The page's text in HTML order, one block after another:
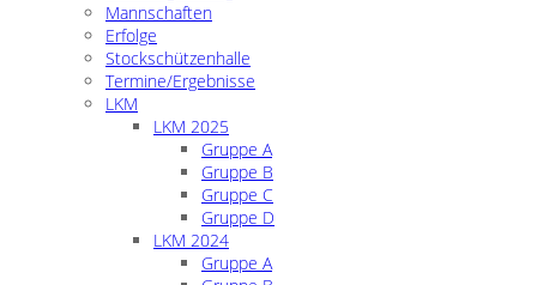
Mannschaften
Erfolge
Stockschützenhalle
Termine/Ergebnisse
LKM
LKM 2025
Gruppe A
Gruppe B
Gruppe C
Gruppe D
LKM 2024
Gruppe A